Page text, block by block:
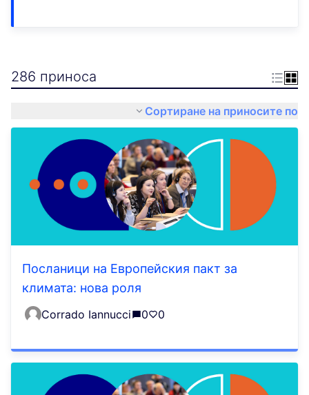
286 приноса
Сортиране на приносите по
Посланици на Европейския пакт за
климата: нова роля
Corrado Iannucci 0 0